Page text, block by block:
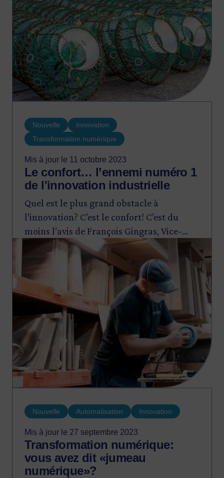
Nouvelle
Innovation
Transformation numérique
Mis à jour le 11 octobre 2023
Le confort… l’ennemi numéro 1
de l'innovation industrielle
Quel est le plus grand obstacle à
l’innovation? C’est le confort! C’est du
moins l’avis de François Gingras, Vice-
président Innovation chez Investissement
Québec. Survol.
Nouvelle Automatisation Innovation
Mis à jour le 27 septembre 2023
Transformation numérique:
vous avez dit «jumeau
numérique»?